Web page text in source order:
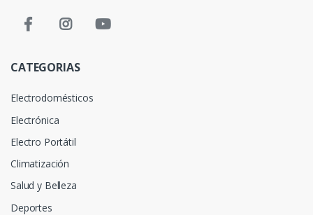
CATEGORIAS
Electrodomésticos
Electrónica
Electro Portátil
Climatización
Salud y Belleza
Deportes